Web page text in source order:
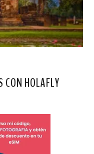
CON HOLAFLY